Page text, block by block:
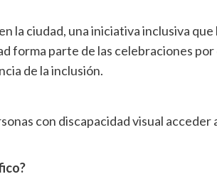
la ciudad, una iniciativa inclusiva
forma parte de las celebraciones
de la inclusión.
con discapacidad visual